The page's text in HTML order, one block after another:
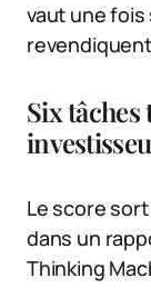
vaut une
Six
Le score sort
dans un
Thinking